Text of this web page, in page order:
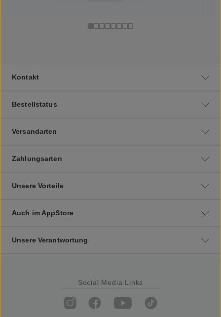
Kontakt
Bestellstatus
Versandarten
Zahlungsarten
Unsere Vorteile
Auch im AppStore
Unsere Verantwortung
Social Media Links